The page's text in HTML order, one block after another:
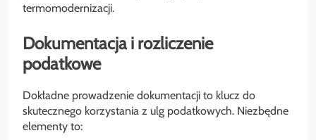
termomodernizacji.
Dokumentacja i rozliczenie
podatkowe
Dokładne prowadzenie dokumentacji to klucz do
skutecznego korzystania z ulg podatkowych. Niezbędne
elementy to: